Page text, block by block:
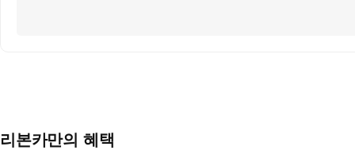
리본카만의 혜택